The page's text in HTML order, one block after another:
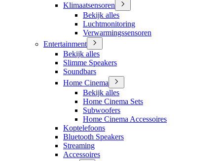
Klimaatsensoren
Bekijk alles
Luchtmonitoring
Verwarmingssensoren
Entertainment
Bekijk alles
Slimme Speakers
Soundbars
Home Cinema
Bekijk alles
Home Cinema Sets
Subwoofers
Home Cinema Accessoires
Koptelefoons
Bluetooth Speakers
Streaming
Accessoires